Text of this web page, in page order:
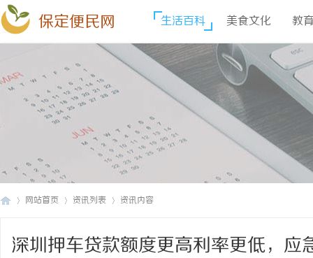
保定便民网 生活百科 美食文化 教
网站首页 资讯列表 资讯内容
深圳押车贷款额度更高利率更低，应